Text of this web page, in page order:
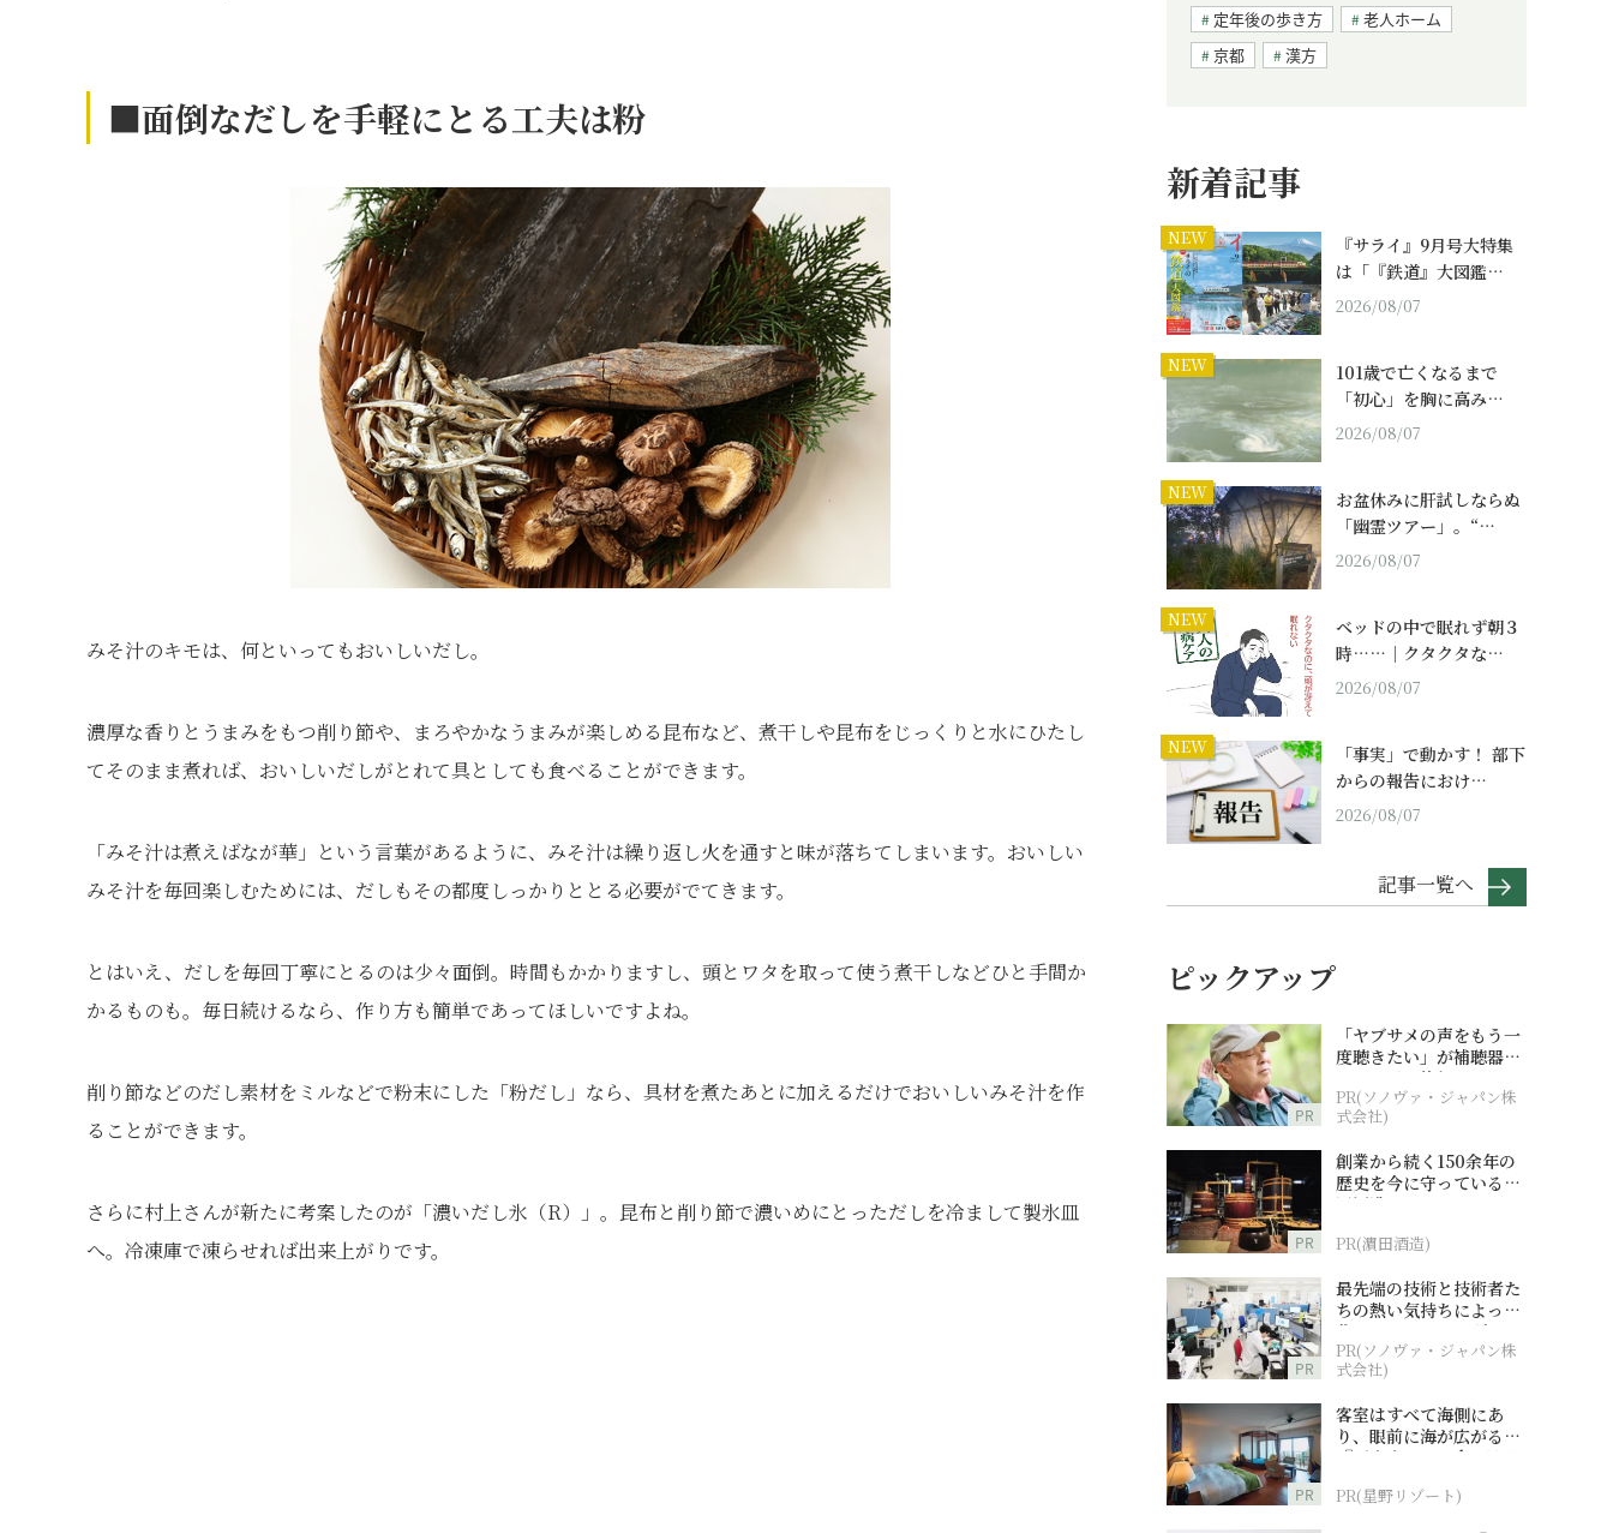
■面倒なだしを手軽にとる工夫は粉
みそ汁のキモは、何といってもおいしいだし。
濃厚な香りとうまみをもつ削り節や、まろやかなうまみが楽しめる昆布など、煮干しや昆布をじっくりと水にひたし
てそのまま煮れば、おいしいだしがとれて具としても食べることができます。
「みそ汁は煮えばなが華」という言葉があるように、みそ汁は繰り返し火を通すと味が落ちてしまいます。おいしい
みそ汁を毎回楽しむためには、だしもその都度しっかりととる必要がでてきます。
とはいえ、だしを毎回丁寧にとるのは少々面倒。時間もかかりますし、頭とワタを取って使う煮干しなどひと手間か
かるものも。毎日続けるなら、作り方も簡単であってほしいですよね。
削り節などのだし素材をミルなどで粉末にした「粉だし」なら、具材を煮たあとに加えるだけでおいしいみそ汁を作
ることができます。
さらに村上さんが新たに考案したのが「濃いだし氷（R）」。昆布と削り節で濃いめにとっただしを冷まして製氷皿
へ。冷凍庫で凍らせれば出来上がりです。
定年後の歩き方
老人ホーム
京都
漢方
新着記事
NEW
『サライ』9月号大特集
は「『鉄道』大図鑑…
2026/08/07
NEW
101歳で亡くなるまで
「初心」を胸に高み…
2026/08/07
NEW
お盆休みに肝試しならぬ
「幽霊ツアー」。“…
2026/08/07
NEW
ベッドの中で眠れず朝３
時……｜クタクタな…
2026/08/07
NEW
「事実」で動かす！ 部下
からの報告におけ…
2026/08/07
記事一覧へ
ピックアップ
PR
「ヤブサメの声をもう一
度聴きたい」が補聴器チ
ャレンジの後押しに
PR(ソノヴァ・ジャパン株
式会社)
PR
創業から続く150余年の
歴史を今に守っている濵
田酒造
PR(濵田酒造)
PR
最先端の技術と技術者た
ちの熱い気持ちによって
作られているオーダーメ
イド補聴器
PR(ソノヴァ・ジャパン株
式会社)
PR
客室はすべて海側にあ
り、眼前に海が広がる
『西表島ホテル by 星野
PR(星野リゾート)